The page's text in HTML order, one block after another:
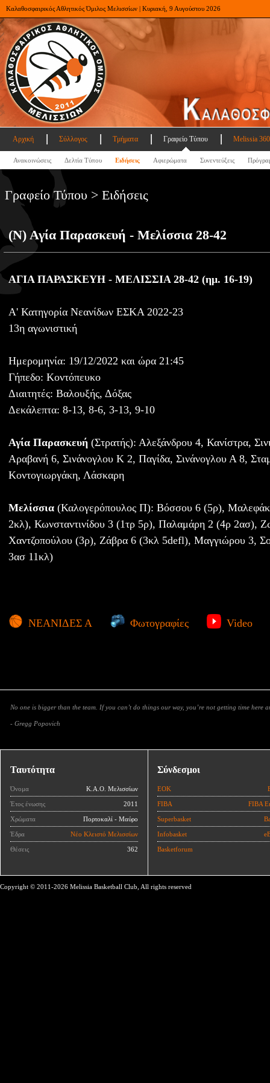
Καλαθοσφαιρικός Αθλητικός Όμιλος Μελισσίων | Κυριακή, 9 Αυγούστου 2026
Αρχική Σύλλογος Τμήματα Γραφείο Τύπου Melissia
Ανακοινώσεις Δελτία Τύπου Ειδήσεις Αφιερώματα Συνεντεύξεις
Γραφείο Τύπου > Ειδήσεις
(Ν) Αγία Παρασκευή - Μελίσσια 28-42
ΑΓΙΑ ΠΑΡΑΣΚΕΥΗ - ΜΕΛΙΣΣΙΑ 28-42 (ημ. 16-19)
A' Κατηγορία Νεανίδων ΕΣΚΑ 2022-23
13η αγωνιστική
Ημερομηνία: 19/12/2022 και ώρα 21:45
Γήπεδο: Κοντόπευκο
Διαιτητές: Βαλουξής, Δόξας
Δεκάλεπτα: 8-13, 8-6, 3-13, 9-10
Αγία Παρασκευή (Στρατής): Αλεξάνδρου 4, Κανίστρα,
Αραβανή 6, Σινάνογλου Κ 2, Παγίδα, Σινάνογλου Α 8,
Κοντογιωργάκη, Λάσκαρη
Μελίσσια (Καλογερόπουλος Π): Βόσσου 6 (5ρ),
2κλ), Κωνσταντινίδου 3 (1τρ 5ρ), Παλαμάρη 2 (4ρ 2ασ),
Χαντζοπούλου (3ρ), Ζάβρα 6 (3κλ 5defl), Μαγγιώρου 3,
3ασ 11κλ)
ΝΕΑΝΙΔΕΣ Α Φωτογραφίες Video
No one is bigger than the team. If you can’t do things our way, you’re not getting time here
- Gregg Popovich
Ταυτότητα
Όνομα Κ.Α.Ο. Μελισσίων
Έτος ένωσης 2011
Χρώματα Πορτοκαλί - Μαύρο
Έδρα Νέο Κλειστό Μελισσίων
Θέσεις 362
Σύνδεσμοι
ΕΟΚ
FIBA FIBA
Superbasket
Infobasket
Basketforum
Copyright © 2011-2026 Melissia Basketball Club, All rights reserved